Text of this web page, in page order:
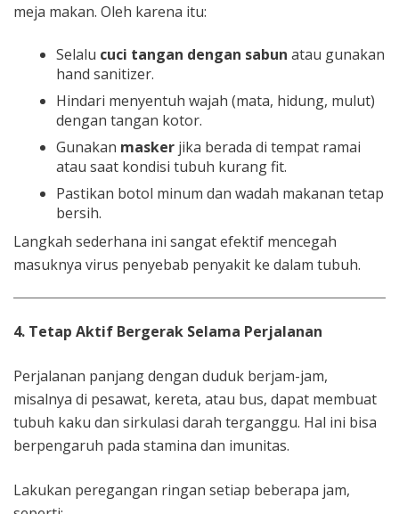
meja makan. Oleh karena itu:
Selalu cuci tangan dengan sabun atau gunakan
hand sanitizer.
Hindari menyentuh wajah (mata, hidung, mulut)
dengan tangan kotor.
Gunakan masker jika berada di tempat ramai
atau saat kondisi tubuh kurang fit.
Pastikan botol minum dan wadah makanan tetap
bersih.
Langkah sederhana ini sangat efektif mencegah
masuknya virus penyebab penyakit ke dalam tubuh.
4. Tetap Aktif Bergerak Selama Perjalanan
Perjalanan panjang dengan duduk berjam-jam,
misalnya di pesawat, kereta, atau bus, dapat membuat
tubuh kaku dan sirkulasi darah terganggu. Hal ini bisa
berpengaruh pada stamina dan imunitas.
Lakukan peregangan ringan setiap beberapa jam,